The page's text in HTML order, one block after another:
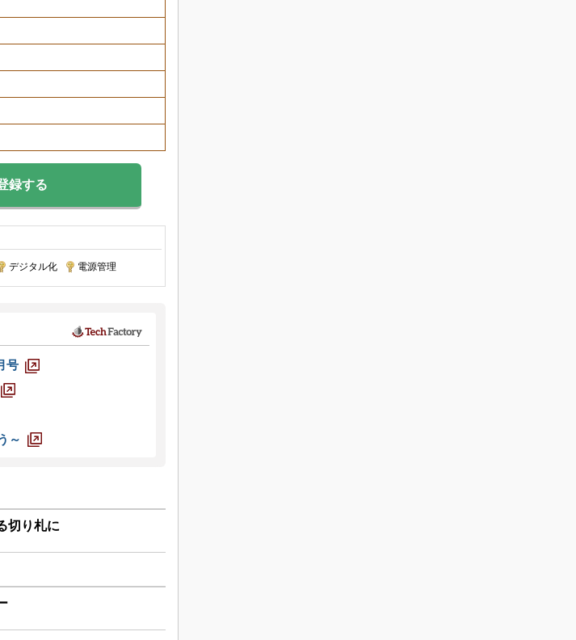
録する
デジタル化 電源管理
号
～
切り札に